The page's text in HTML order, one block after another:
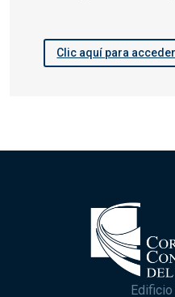
Clic aquí para
Edificio